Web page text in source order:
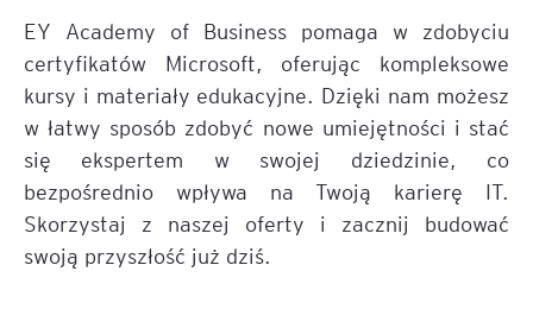
EY Academy of Business pomaga w zdobyciu
certyfikatów Microsoft, oferując kompleksowe
kursy i materiały edukacyjne. Dzięki nam możesz
w łatwy sposób zdobyć nowe umiejętności i stać
się ekspertem w swojej dziedzinie, co
bezpośrednio wpływa na Twoją karierę IT.
Skorzystaj z naszej oferty i zacznij budować
swoją przyszłość już dziś.